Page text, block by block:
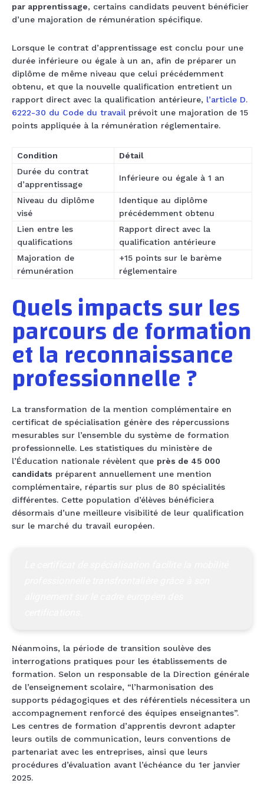
par apprentissage, certains candidats peuvent bénéficier
d’une majoration de rémunération spécifique.
Lorsque le contrat d’apprentissage est conclu pour une
durée inférieure ou égale à un an, afin de préparer un
diplôme de même niveau que celui précédemment
obtenu, et que la nouvelle qualification entretient un
rapport direct avec la qualification antérieure, l’article D.
6222-30 du Code du travail prévoit une majoration de 15
points appliquée à la rémunération réglementaire.
Condition
Détail
Durée du contrat
d’apprentissage
Inférieure ou égale à 1 an
Niveau du diplôme
visé
Identique au diplôme
précédemment obtenu
Lien entre les
qualifications
Rapport direct avec la
qualification antérieure
Majoration de
rémunération
+15 points sur le barème
réglementaire
Quels impacts sur les
parcours de formation
et la reconnaissance
professionnelle ?
La transformation de la mention complémentaire en
certificat de spécialisation génère des répercussions
mesurables sur l’ensemble du système de formation
professionnelle. Les statistiques du ministère de
l’Éducation nationale révèlent que près de 45 000
candidats préparent annuellement une mention
complémentaire, répartis sur plus de 80 spécialités
différentes. Cette population d’élèves bénéficiera
désormais d’une meilleure visibilité de leur qualification
sur le marché du travail européen.
Néanmoins, la période de transition soulève des
interrogations pratiques pour les établissements de
formation. Selon un responsable de la Direction générale
de l’enseignement scolaire, “l’harmonisation des
supports pédagogiques et des référentiels nécessitera un
accompagnement renforcé des équipes enseignantes”.
Les centres de formation d’apprentis devront adapter
leurs outils de communication, leurs conventions de
partenariat avec les entreprises, ainsi que leurs
procédures d’évaluation avant l’échéance du 1er janvier
2025.